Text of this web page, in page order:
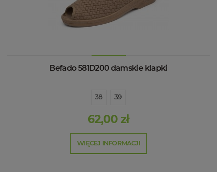
Befado 581D200 damskie klapki
38 39
62,00 zł
WIĘCEJ INFORMACJI